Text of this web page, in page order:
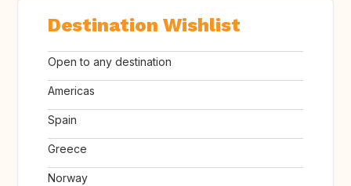
Destination Wishlist
Open to any destination
Americas
Spain
Greece
Norway